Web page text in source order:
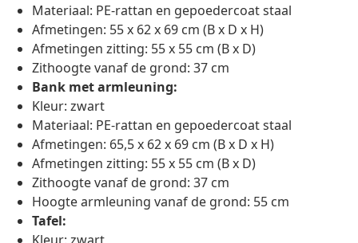
Materiaal: PE-rattan en gepoedercoat staal
Afmetingen: 55 x 62 x 69 cm (B x D x H)
Afmetingen zitting: 55 x 55 cm (B x D)
Zithoogte vanaf de grond: 37 cm
Bank met armleuning:
Kleur: zwart
Materiaal: PE-rattan en gepoedercoat staal
Afmetingen: 65,5 x 62 x 69 cm (B x D x H)
Afmetingen zitting: 55 x 55 cm (B x D)
Zithoogte vanaf de grond: 37 cm
Hoogte armleuning vanaf de grond: 55 cm
Tafel: